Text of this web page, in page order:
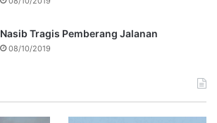
Nasib Tragis Pemberang Jalanan
08/10/2019